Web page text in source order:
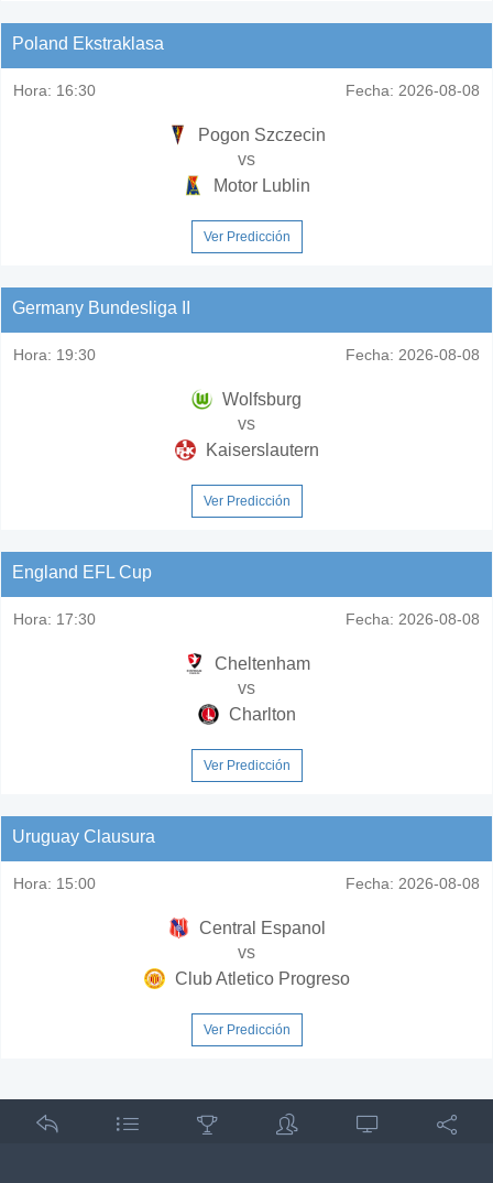
Poland Ekstraklasa
Hora: 16:30 Fecha: 2026-08-08
Pogon Szczecin
vs
Motor Lublin
Ver Predicción
Germany Bundesliga II
Hora: 19:30 Fecha: 2026-08-08
Wolfsburg
vs
Kaiserslautern
Ver Predicción
England EFL Cup
Hora: 17:30 Fecha: 2026-08-08
Cheltenham
vs
Charlton
Ver Predicción
Uruguay Clausura
Hora: 15:00 Fecha: 2026-08-08
Central Espanol
vs
Club Atletico Progreso
Ver Predicción